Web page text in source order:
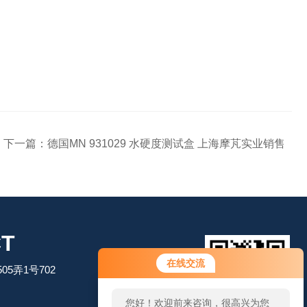
在线交流
您好！欢迎前来咨询，很高兴为您
服务，请问您要咨询什么问题呢？
下一篇： 德国MN 931029 水硬度测试盒 上海摩芃实业销售
弄1号702